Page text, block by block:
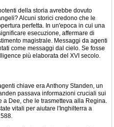
della storia avrebbe dovuto
Alcuni storici credono che le
perfetta. In un'epoca in cui una
esecuzione, affermare di
magistrale. Messaggi da agenti
come messaggi dal cielo. Se fosse
più elaborata del XVI secolo.
chiave era Anthony Standen, un
passava informazioni cruciali sui
Dee, che le trasmetteva alla Regina.
vitali per aiutare l'Inghilterra a